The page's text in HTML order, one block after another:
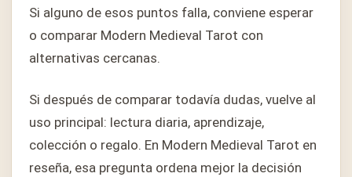
Si alguno de esos puntos falla, conviene esperar
o comparar Modern Medieval Tarot con
alternativas cercanas.
Si después de comparar todavía dudas, vuelve al
uso principal: lectura diaria, aprendizaje,
colección o regalo. En Modern Medieval Tarot en
reseña, esa pregunta ordena mejor la decisión